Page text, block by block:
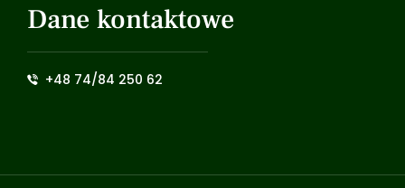
Dane kontaktowe
+48 74/84 250 62